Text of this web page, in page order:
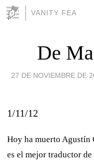
VANITY FEA
De
27 DE NOVIEMBRE DE
1/11/12
Hoy ha muerto Agustín
es el mejor traductor de